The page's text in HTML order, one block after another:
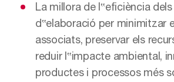
La millora de l‟eficiència
d‟elaboració per minimitzar
associats, preservar els
reduir l‟impacte ambiental,
productes i processos més